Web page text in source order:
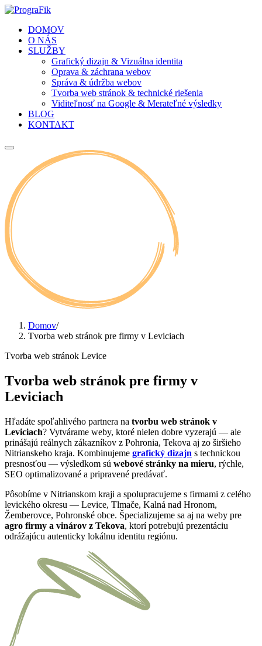
DOMOV
O NÁS
SLUŽBY
Grafický dizajn & Vizuálna identita
Oprava & záchrana webov
Správa & údržba webov
Tvorba web stránok & technické riešenia
Viditeľnosť na Google & Merateľné výsledky
BLOG
KONTAKT
Domov/
Tvorba web stránok pre firmy v Leviciach
Tvorba web stránok Levice
Tvorba web stránok pre firmy v
Leviciach
Hľadáte spoľahlivého partnera na tvorbu web stránok v
Leviciach? Vytvárame weby, ktoré nielen dobre vyzerajú — ale
prinášajú reálnych zákazníkov z Pohronia, Tekova aj zo širšieho
Nitrianskeho kraja. Kombinujeme grafický dizajn s technickou
presnosťou — výsledkom sú webové stránky na mieru, rýchle,
SEO optimalizované a pripravené predávať.
Pôsobíme v Nitrianskom kraji a spolupracujeme s firmami z celého
levického okresu — Levice, Tlmače, Kalná nad Hronom,
Žemberovce, Pohronské obce. Špecializujeme sa aj na weby pre
agro firmy a vinárov z Tekova, ktorí potrebujú prezentáciu
odrážajúcu autenticky lokálnu identitu regiónu.